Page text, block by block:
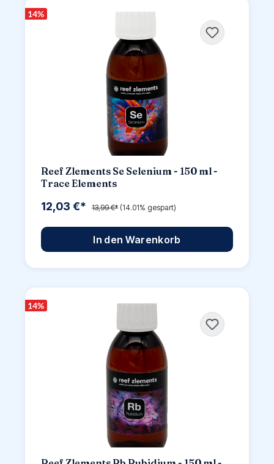
14%
Reef Zlements Se Selenium - 150 ml -
Trace Elements
12,03 €* 13,99 €* (14.01% gespart)
In den Warenkorb
14%